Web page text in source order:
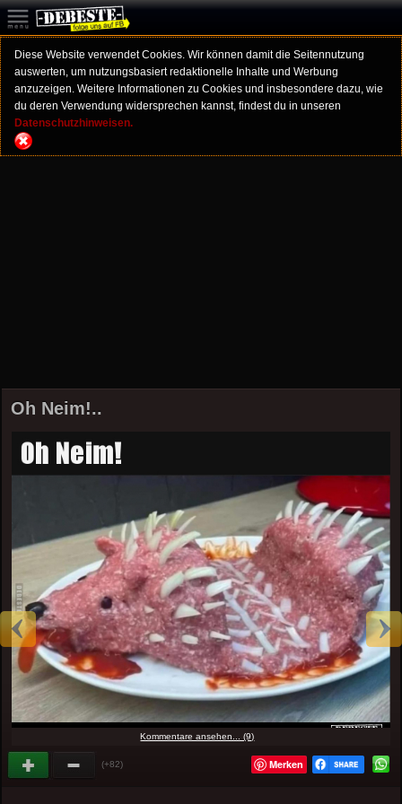
Diese Website verwendet Cookies. Wir können damit die Seitennutzung
auswerten, um nutzungsbasiert redaktionelle Inhalte und Werbung
anzuzeigen. Weitere Informationen zu Cookies und insbesondere dazu, wie
du deren Verwendung widersprechen kannst, findest du in unseren
Datenschutzhinweisen.
Oh Neim!..
Kommentare ansehen... (9)
(+82) Merken